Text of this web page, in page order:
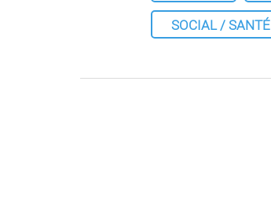
SOCIAL / SANTÉ